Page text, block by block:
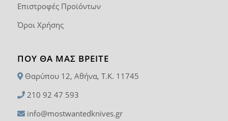
Επιστροφές Προϊόντων
Όροι Χρήσης
ΠΟΥ ΘΑ ΜΑΣ ΒΡΕΊΤΕ
Θαρύπου 12, Αθήνα, T.K. 11745
210 92 47 593
info@mostwantedknives.gr